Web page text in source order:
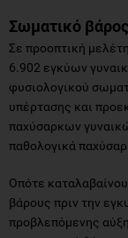
Σωματικό βάρος
Σε προοπτική
6.902 εγκύων
φυσιολογικού
υπέρτασης και
παχύσαρκων
παθολογικά
Οπότε
βάρους πριν την
προβλεπόμενης